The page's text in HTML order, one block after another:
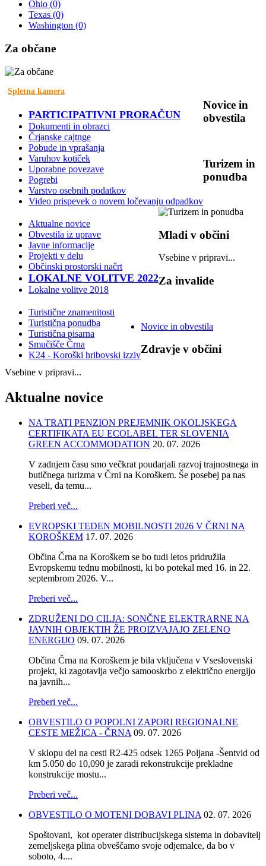
Ohio (0)
Texas (0)
Washington (0)
Za občane
Spletna kamera
PARTICIPATIVNI PRORAČUN
Dokumenti in obrazci
Črjanske cajtnge
Pobude in vprašanja
Varuhov kotiček
Uporabne povezave
Pogrebi
Varstvo osebnih podatkov
Video prispevek o novem ločevanju odpadkov
Novice in
obvestila
Aktualne novice
Obvestila iz uprave
Javne informacije
Projekti v delu
Občinski prostorski načrt
LOKALNE VOLITVE 2022
Lokalne volitve 2018
Turizem in
ponudba
Turistične znamenitosti
Turistična ponudba
Turistična pisarna
Smučišče Črna
K24 - Koroški hribovski izziv
Mladi v občini
Vsebine v pripravi...
Za invalide
Novice in obvestila
Zdravje v občini
Vsebine v pripravi...
Aktualne novice
NA TRATI PENZION PREJEMNIK OKOLJSKEGA
CERTIFIKATA EU ECOLABEL TER SLOVENIA
GREEN ACCOMMODATION 20. 07. 2026
V zadnjem času smo večkrat poudarjali razvoj trajnostnega in
butičnega turizma v Črni na Koroškem. Še posebej pa nas
veseli, da temu...
Preberi več...
EVROPSKI TEDEN MOBILNOSTI 2026 V ČRNI NA
KOROŠKEM 17. 07. 2026
Občina Črna na Koroškem se bo tudi letos pridružila
Evropskemu tednu mobilnosti, ki bo potekal med 16. in 22.
septembrom 2026. V...
Preberi več...
ZDRUŽENI DO CILJA: SONČNE ELEKTRARNE NA
JAVNIH OBJEKTIH ŽE PROIZVAJAJO ZELENO
ENERGIJO 09. 07. 2026
Občina Črna na Koroškem je bila vključena v Vseslovenski
projekt, ki zagotavlja večjo samooskrbo z električno energijo
na javnih...
Preberi več...
OBVESTILO O POPOLNI ZAPORI REGIONALNE
CESTE MEŽICA - ČRNA 09. 07. 2026
V sklopu del na cesti R2-425 odsek 1265 Poljana -Šentvid od
km 5.050 do 10,090 je zaradi rekonstrukcije prekladne
konstrukcije mostu...
Preberi več...
OBVESTILO O MOTENI DOBAVI PLINA 02. 07. 2026
Spoštovani, kot operater distribucijskega sistema in dobavitelj
zemeljskega plina obveščamo svoje odjemalce, da bo v
soboto, 4....